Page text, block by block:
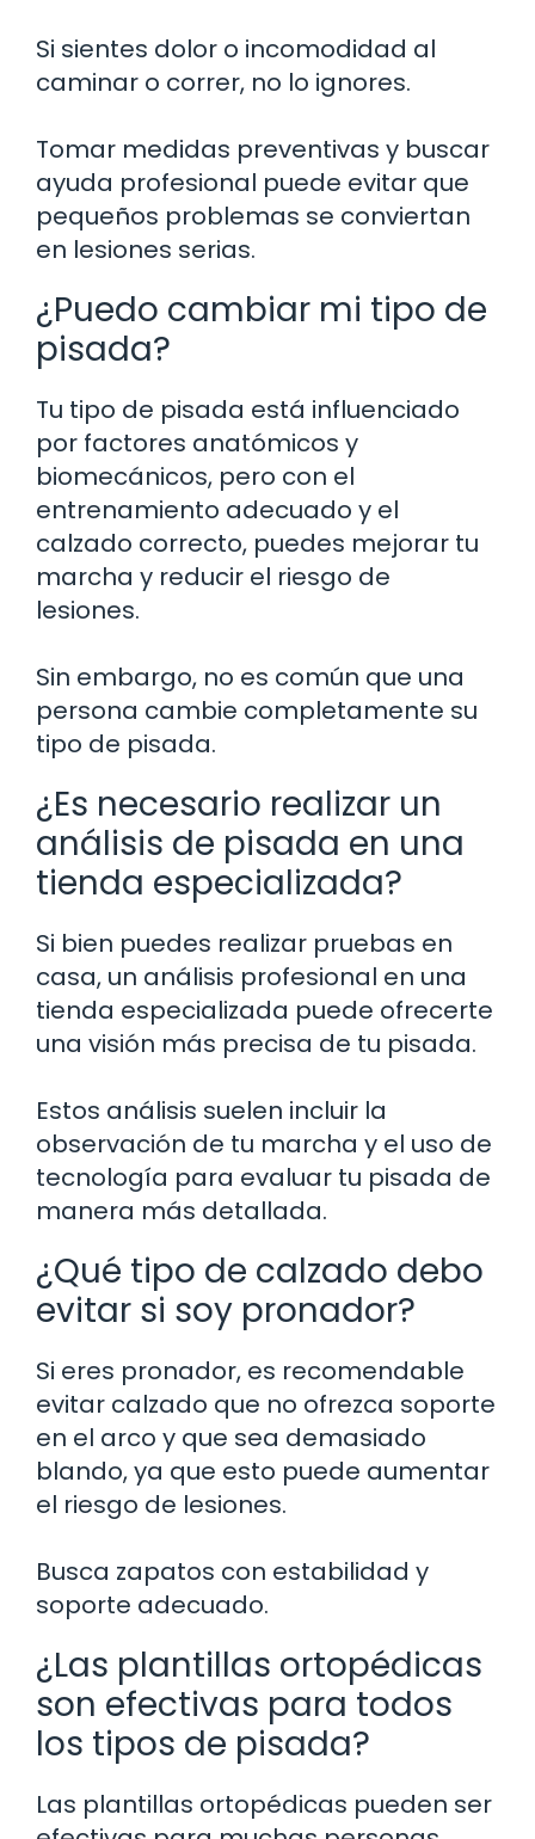
Si sientes dolor o incomodidad al
caminar o correr, no lo ignores.
Tomar medidas preventivas y buscar
ayuda profesional puede evitar que
pequeños problemas se conviertan
en lesiones serias.
¿Puedo cambiar mi tipo de
pisada?
Tu tipo de pisada está influenciado
por factores anatómicos y
biomecánicos, pero con el
entrenamiento adecuado y el
calzado correcto, puedes mejorar tu
marcha y reducir el riesgo de
lesiones.
Sin embargo, no es común que una
persona cambie completamente su
tipo de pisada.
¿Es necesario realizar un
análisis de pisada en una
tienda especializada?
Si bien puedes realizar pruebas en
casa, un análisis profesional en una
tienda especializada puede ofrecerte
una visión más precisa de tu pisada.
Estos análisis suelen incluir la
observación de tu marcha y el uso de
tecnología para evaluar tu pisada de
manera más detallada.
¿Qué tipo de calzado debo
evitar si soy pronador?
Si eres pronador, es recomendable
evitar calzado que no ofrezca soporte
en el arco y que sea demasiado
blando, ya que esto puede aumentar
el riesgo de lesiones.
Busca zapatos con estabilidad y
soporte adecuado.
¿Las plantillas ortopédicas
son efectivas para todos
los tipos de pisada?
Las plantillas ortopédicas pueden ser